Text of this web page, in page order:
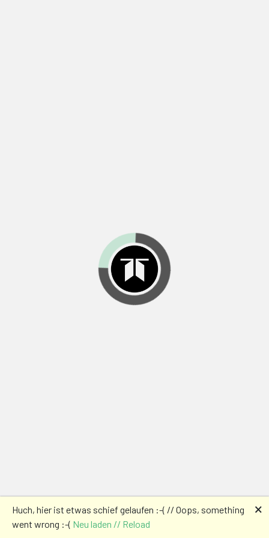
Huch, hier ist etwas schief gelaufen :-( // Oops, something
went wrong :-( Neu laden // Reload
🗙